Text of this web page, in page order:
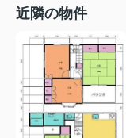
近隣の物件